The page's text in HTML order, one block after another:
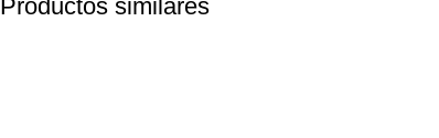
Productos similares